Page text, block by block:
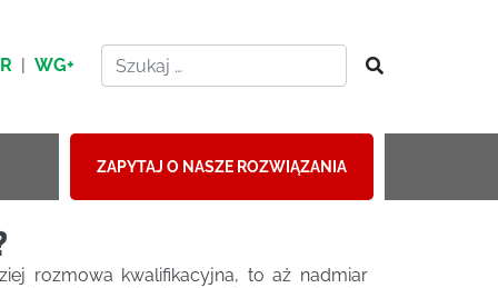
| WG+
ZAPYTAJ O NASZE ROZWIĄZANIA
rozmowa kwalifikacyjna, to aż nadmiar